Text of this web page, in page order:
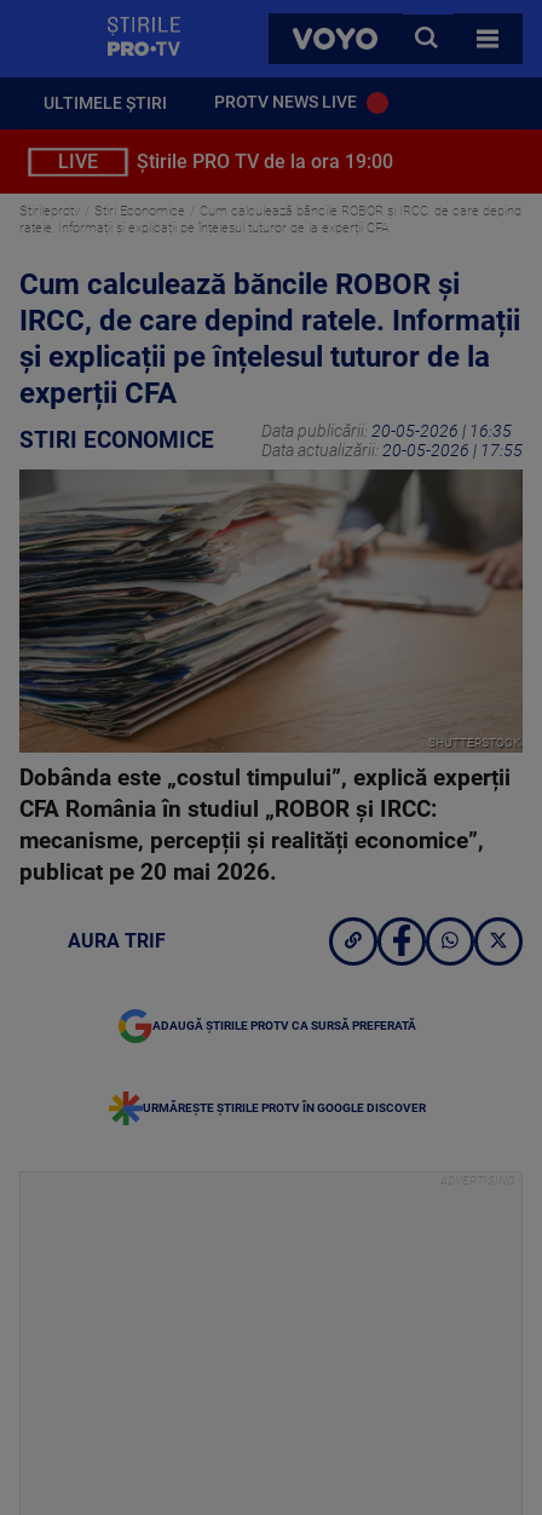
VOYO
CAUTA
TOATE
ULTIMELE ȘTIRI PROTV NEWS LIVE
LIVE Știrile PRO TV de la ora 19:00
Stirileprotv Stiri Economice
Cum calculează băncile ROBOR și IRCC, de care depind
ratele. Informații și explicații pe înțelesul tuturor de la experții CFA
Cum calculează băncile ROBOR și
IRCC, de care depind ratele. Informații
și explicații pe înțelesul tuturor de la
experții CFA
STIRI ECONOMICE Data publicării: 20-05-2026 | 16:35
Data actualizării: 20-05-2026 | 17:55
SHUTTERSTOCK
Dobânda este „costul timpului”, explică experții
CFA România în studiul „ROBOR și IRCC:
mecanisme, percepții și realități economice”,
publicat pe 20 mai 2026.
AURA TRIF
ADAUGĂ ȘTIRILE PROTV CA SURSĂ PREFERATĂ
URMĂREȘTE ȘTIRILE PROTV ÎN GOOGLE DISCOVER